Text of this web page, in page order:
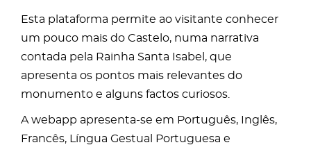
Esta plataforma permite ao visitante conhecer
um pouco mais do Castelo, numa narrativa
contada pela Rainha Santa Isabel, que
apresenta os pontos mais relevantes do
monumento e alguns factos curiosos.
A webapp apresenta-se em Português, Inglês,
Francês, Língua Gestual Portuguesa e